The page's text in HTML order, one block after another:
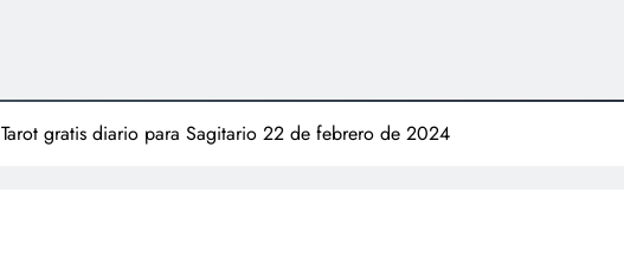
Tarot gratis diario para Sagitario 22 de febrero de 2024